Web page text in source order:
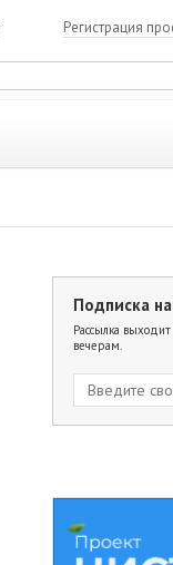
Регистрация
Подписка
Рассылка выходит
вечерам.